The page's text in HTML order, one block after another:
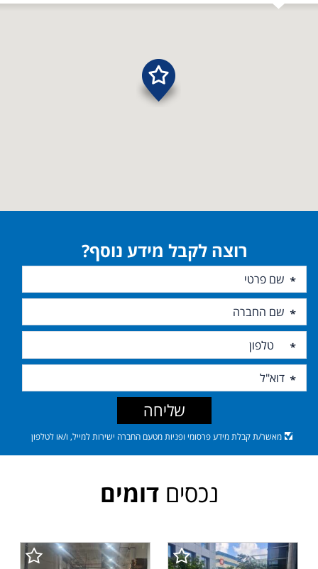
רוצה לקבל מידע נוסף?
מאשר/ת קבלת מידע פרסומי ופניות מטעם החברה ישירות למייל, ו/או לטלפון
שליחה
נכסיםדומים